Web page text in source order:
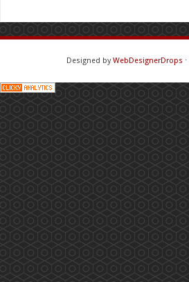
Designed byWebDesignerDrops ⋅